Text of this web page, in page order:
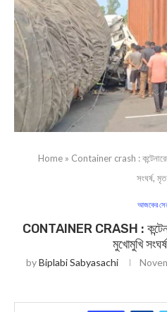
Home» Container crash : কন্টেনারের
সংঘর্ষ,
আজকের
CONTAINER CRASH :
মুখোমুখি
byBiplabi Sabyasachi